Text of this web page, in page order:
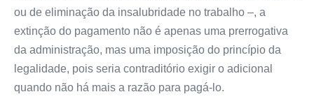
ou de eliminação da insalubridade no trabalho –, a
extinção do pagamento não é apenas uma prerrogativa
da administração, mas uma imposição do princípio da
legalidade, pois seria contraditório exigir o adicional
quando não há mais a razão para pagá-lo.